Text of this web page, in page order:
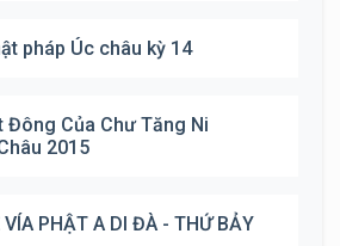
pháp Úc châu kỳ 14
Đông Của Chư Tăng Ni
2015
VÍA PHẬT A DI ĐÀ - THỨ BẢY